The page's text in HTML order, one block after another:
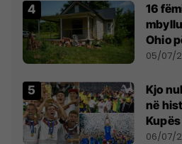
16
Ohio
tani
05/07/
Kjo
në
06/07/